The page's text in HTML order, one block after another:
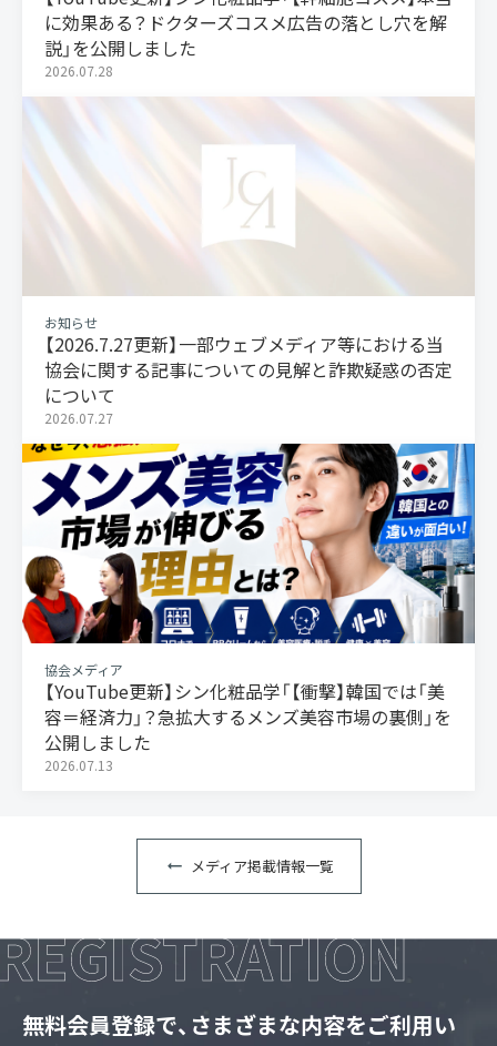
に効果ある？ドクターズコスメ広告の落とし穴を解
説」を公開しました
2026.07.28
お知らせ
【2026.7.27更新】一部ウェブメディア等における当
協会に関する記事についての見解と詐欺疑惑の否定
について
2026.07.27
協会メディア
【YouTube更新】シン化粧品学「【衝撃】韓国では「美
容＝経済力」？急拡大するメンズ美容市場の裏側」を
公開しました
2026.07.13
メディア掲載情報一覧
無料会員登録で、さまざまな内容をご利用い